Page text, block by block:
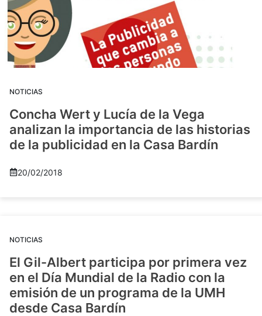
NOTICIAS
Concha Wert y Lucía de la Vega
analizan la importancia de las historias
de la publicidad en la Casa Bardín
20/02/2018
NOTICIAS
El Gil-Albert participa por primera vez
en el Día Mundial de la Radio con la
emisión de un programa de la UMH
desde Casa Bardín